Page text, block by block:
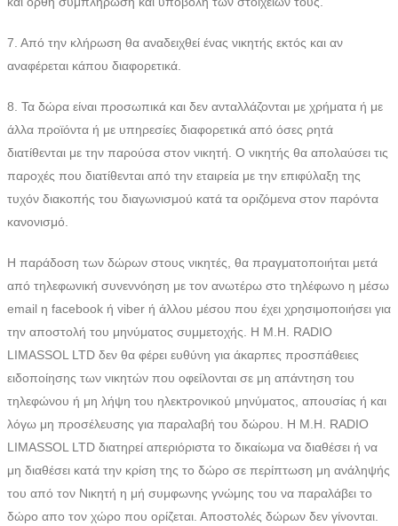
7. Από την κλήρωση θα αναδειχθεί ένας νικητής εκτός και αν
αναφέρεται κάπου διαφορετικά.
8. Τα δώρα είναι προσωπικά και δεν ανταλλάζονται με χρήματα ή με
άλλα προϊόντα ή με υπηρεσίες διαφορετικά από όσες ρητά
διατίθενται με την παρούσα στον νικητή. Ο νικητής θα απολαύσει τις
παροχές που διατίθενται από την εταιρεία με την επιφύλαξη της
τυχόν διακοπής του διαγωνισμού κατά τα οριζόμενα στον παρόντα
κανονισμό.
Η παράδοση των δώρων στους νικητές, θα πραγματοποιήται μετά
από τηλεφωνική συνεννόηση με τον ανωτέρω στο τηλέφωνο η μέσω
email η facebook ή viber ή άλλου μέσου που έχει χρησιμοποιήσει για
την αποστολή του μηνύματος συμμετοχής. Η Μ.Η. RADIO
LIMASSOL LTD δεν θα φέρει ευθύνη για άκαρπες προσπάθειες
ειδοποίησης των νικητών που οφείλονται σε μη απάντηση του
τηλεφώνου ή μη λήψη του ηλεκτρονικού μηνύματος, απουσίας ή και
λόγω μη προσέλευσης για παραλαβή του δώρου. Η M.H. RADIO
LIMASSOL LTD διατηρεί απεριόριστα το δικαίωμα να διαθέσει ή να
μη διαθέσει κατά την κρίση της το δώρο σε περίπτωση μη ανάληψής
του από τον Νικητή η μή συμφωνης γνώμης του να παραλάβει το
δώρο απο τον χώρο που ορίζεται. Αποστολές δώρων δεν γίνονται.